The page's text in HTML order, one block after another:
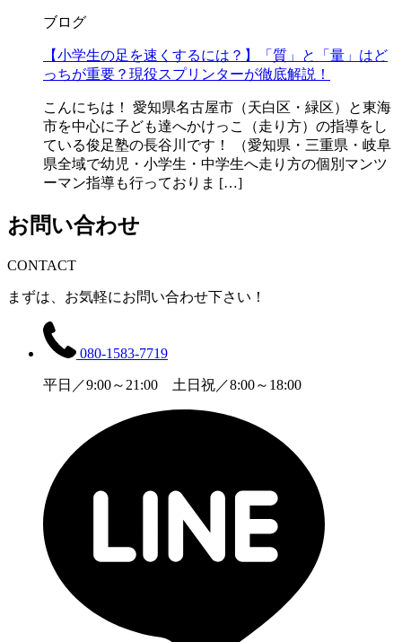
ブログ
【小学生の足を速くするには？】「質」と「量」はど
っちが重要？現役スプリンターが徹底解説！
こんにちは！ 愛知県名古屋市（天白区・緑区）と東海
市を中心に子ども達へかけっこ（走り方）の指導をし
ている俊足塾の長谷川です！ （愛知県・三重県・岐阜
県全域で幼児・小学生・中学生へ走り方の個別マンツ
ーマン指導も行っておりま […]
お問い合わせ
CONTACT
まずは、お気軽にお問い合わせ下さい！
080-1583-7719
平日／9:00～21:00 土日祝／8:00～18:00